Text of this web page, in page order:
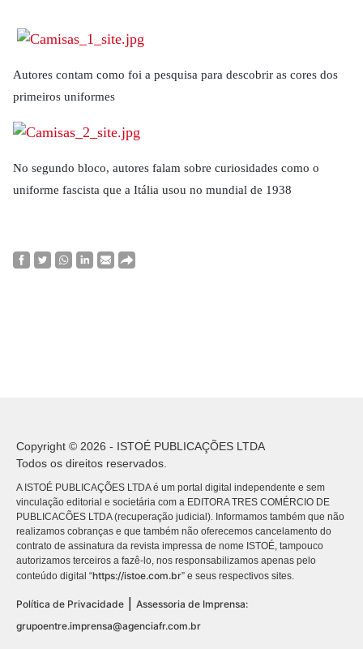
Autores contam como foi a pesquisa para descobrir as cores dos
primeiros uniformes
No segundo bloco, autores falam sobre curiosidades como o
uniforme fascista que a Itália usou no mundial de 1938
Copyright © 2026 - ISTOÉ PUBLICAÇÕES LTDA
Todos os direitos reservados.
A ISTOÉ PUBLICAÇÕES LTDA é um portal digital independente e sem
vinculação editorial e societária com a EDITORA TRES COMÉRCIO DE
PUBLICACÕES LTDA (recuperação judicial). Informamos também que não
realizamos cobranças e que também não oferecemos cancelamento do
contrato de assinatura da revista impressa de nome ISTOÉ, tampouco
autorizamos terceiros a fazê-lo, nos responsabilizamos apenas pelo
conteúdo digital “https://istoe.com.br” e seus respectivos sites.
Política de Privacidade | Assessoria de Imprensa:
grupoentre.imprensa@agenciafr.com.br